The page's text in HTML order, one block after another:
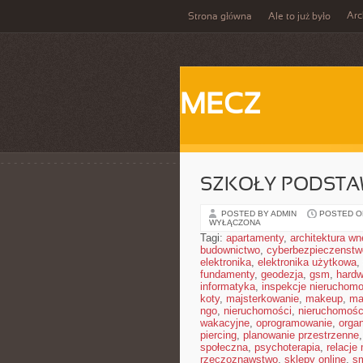
Strona główna Ale to już było
MECZ
SZKOŁY
POSTED BY ADMIN POSTED
WYŁĄCZONA
Tagi: apartamenty, architektura
budownictwo,
elektronika, elektronika użytkowa,
fundamenty, geodezja, gsm,
informatyka, inspekcje
koty, majsterkowanie, makeup,
ngo, nieruchomości,
wakacyjne, oprogramowanie,
piercing, planowanie przestrzenne,
społeczna, psychoterapia, relacje
rzeczoznawstwo, sklepy online,